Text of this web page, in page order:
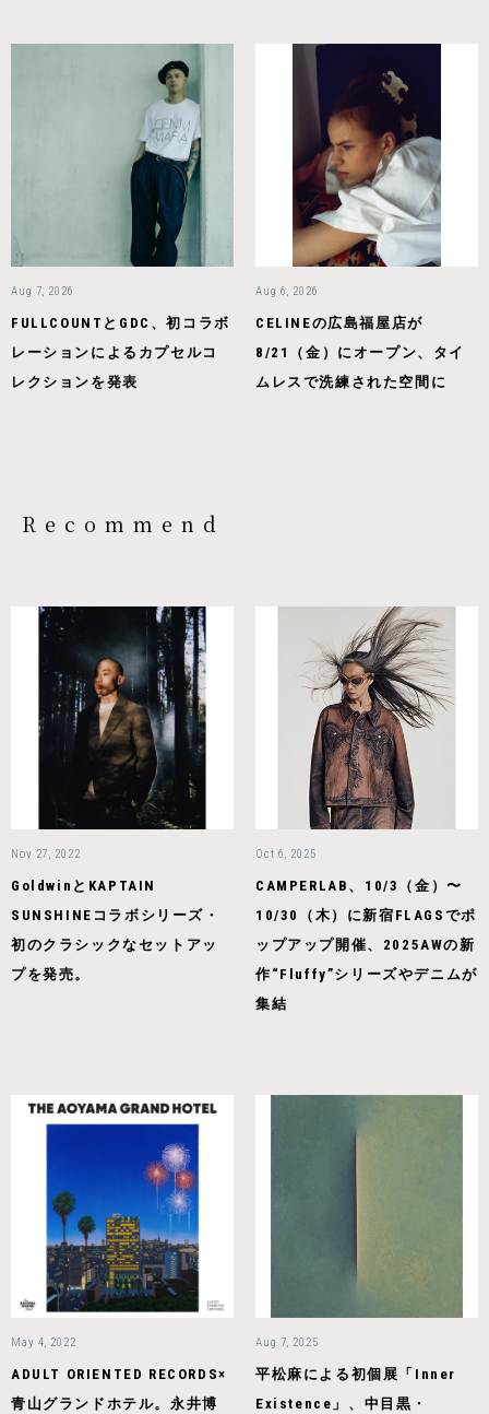
Aug 7, 2026
FULLCOUNTとGDC、初コラボ
レーションによるカプセルコ
レクションを発表
Aug 6, 2026
CELINEの広島福屋店が
8/21（金）にオープン、タイ
ムレスで洗練された空間に
Recommend
Nov 27, 2022
GoldwinとKAPTAIN
SUNSHINEコラボシリーズ・
初のクラシックなセットアッ
プを発売。
Oct 6, 2025
CAMPERLAB、10/3（金）〜
10/30（木）に新宿FLAGSでポ
ップアップ開催、2025AWの新
作“Fluffy”シリーズやデニムが
集結
May 4, 2022
ADULT ORIENTED RECORDS×
青山グランドホテル。永井博
Aug 7, 2025
平松⿇による初個展「Inner
Existence」、中⽬黒・